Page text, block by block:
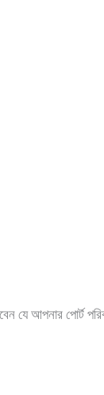
আপনার পোর্ট